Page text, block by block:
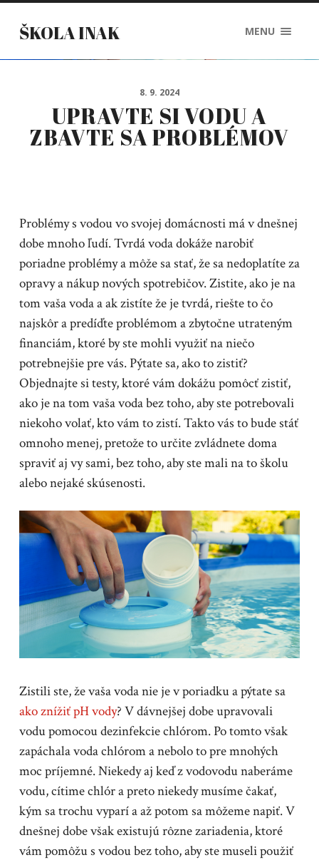
ŠKOLA INAK MENU
8. 9. 2024
UPRAVTE SI VODU A
ZBAVTE SA PROBLÉMOV
Problémy s vodou vo svojej domácnosti má v dnešnej
dobe mnoho ľudí. Tvrdá voda dokáže narobiť
poriadne problémy a môže sa stať, že sa nedoplatíte za
opravy a nákup nových spotrebičov. Zistite, ako je na
tom vaša voda a ak zistíte že je tvrdá, riešte to čo
najskôr a predíďte problémom a zbytočne utrateným
financiám, ktoré by ste mohli využiť na niečo
potrebnejšie pre vás.Pýtate sa, ako to zistiť?
Objednajte si testy, ktoré vám dokážu pomôcť zistiť,
ako je na tom vaša voda bez toho, aby ste potrebovali
niekoho volať, kto vám to zistí. Takto vás to bude stáť
omnoho menej, pretože to určite zvládnete doma
spraviť aj vy sami, bez toho, aby ste mali na to školu
alebo nejaké skúsenosti.
Zistili ste, že vaša voda nie je v poriadku a pýtate sa
ako znížiť pH vody? V dávnejšej dobe upravovali
vodu pomocou dezinfekcie chlórom. Po tomto však
zapáchala voda chlórom a nebolo to pre mnohých
moc príjemné. Niekedy aj keď z vodovodu naberáme
vodu, cítime chlór a preto niekedy musíme čakať,
kým sa trochu vyparí a až potom sa môžeme napiť.V
dnešnej dobe však existujú rôzne zariadenia, ktoré
vám pomôžu s vodou bez toho, aby ste museli použiť